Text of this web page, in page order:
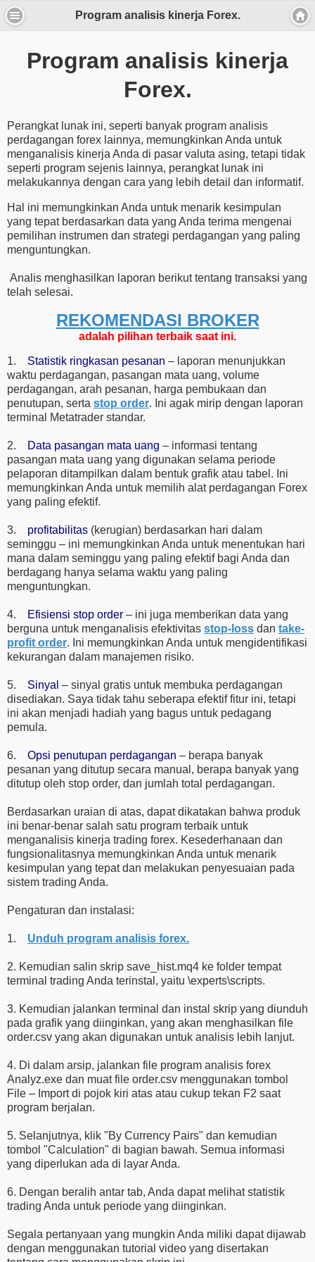
Program analisis kinerja Forex.
Program analisis kinerja
Forex.
Perangkat lunak ini, seperti banyak program analisis
perdagangan forex lainnya, memungkinkan Anda untuk
menganalisis kinerja Anda di pasar valuta asing, tetapi tidak
seperti program sejenis lainnya, perangkat lunak ini
melakukannya dengan cara yang lebih detail dan informatif.
Hal ini memungkinkan Anda untuk menarik kesimpulan
yang tepat berdasarkan data yang Anda terima mengenai
pemilihan instrumen dan strategi perdagangan yang paling
menguntungkan.
Analis menghasilkan laporan berikut tentang transaksi yang
telah selesai.
REKOMENDASI ​​BROKER
adalah pilihan terbaik saat ini.
1. Statistik ringkasan pesanan – laporan menunjukkan
waktu perdagangan, pasangan mata uang, volume
perdagangan, arah pesanan, harga pembukaan dan
penutupan, serta stop order. Ini agak mirip dengan laporan
terminal Metatrader standar.
2. Data pasangan mata uang – informasi tentang
pasangan mata uang yang digunakan selama periode
pelaporan ditampilkan dalam bentuk grafik atau tabel. Ini
memungkinkan Anda untuk memilih alat perdagangan Forex
yang paling efektif.
3. profitabilitas (kerugian) berdasarkan hari dalam
seminggu – ini memungkinkan Anda untuk menentukan hari
mana dalam seminggu yang paling efektif bagi Anda dan
berdagang hanya selama waktu yang paling
menguntungkan.
4. Efisiensi stop order – ini juga memberikan data yang
berguna untuk menganalisis efektivitas stop-loss dan take-
profit order. Ini memungkinkan Anda untuk mengidentifikasi
kekurangan dalam manajemen risiko.
5. Sinyal – sinyal gratis untuk membuka perdagangan
disediakan. Saya tidak tahu seberapa efektif fitur ini, tetapi
ini akan menjadi hadiah yang bagus untuk pedagang
pemula.
6. Opsi penutupan perdagangan – berapa banyak
pesanan yang ditutup secara manual, berapa banyak yang
ditutup oleh stop order, dan jumlah total perdagangan.
Berdasarkan uraian di atas, dapat dikatakan bahwa produk
ini benar-benar salah satu program terbaik untuk
menganalisis kinerja trading forex. Kesederhanaan dan
fungsionalitasnya memungkinkan Anda untuk menarik
kesimpulan yang tepat dan melakukan penyesuaian pada
sistem trading Anda.
Pengaturan dan instalasi:
1. Unduh program analisis forex.
2. Kemudian salin skrip save_hist.mq4 ke folder tempat
terminal trading Anda terinstal, yaitu \experts\scripts.
3. Kemudian jalankan terminal dan instal skrip yang diunduh
pada grafik yang diinginkan, yang akan menghasilkan file
order.csv yang akan digunakan untuk analisis lebih lanjut.
4. Di dalam arsip, jalankan file program analisis forex
Analyz.exe dan muat file order.csv menggunakan tombol
File – Import di pojok kiri atas atau cukup tekan F2 saat
program berjalan.
5. Selanjutnya, klik "By Currency Pairs" dan kemudian
tombol "Calculation" di bagian bawah. Semua informasi
yang diperlukan ada di layar Anda.
6. Dengan beralih antar tab, Anda dapat melihat statistik
trading Anda untuk periode yang diinginkan.
Segala pertanyaan yang mungkin Anda miliki dapat dijawab
dengan menggunakan tutorial video yang disertakan